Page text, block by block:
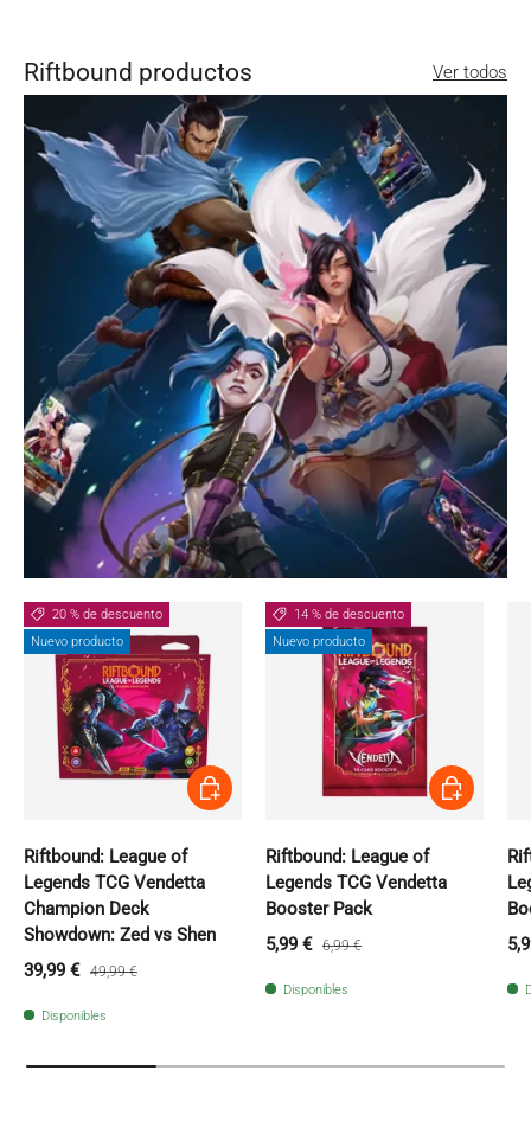
Riftbound productos Ver todos
20 % de descuento
Nuevo producto
Riftbound: League of
Legends TCG Vendetta
Champion Deck
Showdown: Zed vs Shen
Precio de venta
39,99 € Precio normal
49,99 €
Disponibles
Añadir al carrito
14 % de descuento
Nuevo producto
Riftbound: League of
Legends TCG Vendetta
Booster Pack
Precio de venta
5,99 € Precio normal
6,99 €
Disponibles
Añadir al